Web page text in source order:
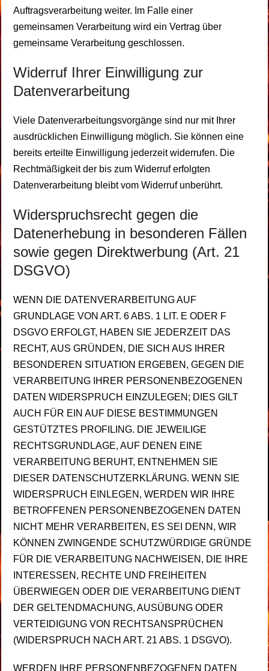
Auftragsverarbeitung weiter. Im Falle einer
gemeinsamen Verarbeitung wird ein Vertrag über
gemeinsame Verarbeitung geschlossen.
Widerruf Ihrer Einwilligung zur
Datenverarbeitung
Viele Datenverarbeitungsvorgänge sind nur mit Ihrer
ausdrücklichen Einwilligung möglich. Sie können eine
bereits erteilte Einwilligung jederzeit widerrufen. Die
Rechtmäßigkeit der bis zum Widerruf erfolgten
Datenverarbeitung bleibt vom Widerruf unberührt.
Widerspruchsrecht gegen die
Datenerhebung in besonderen Fällen
sowie gegen Direktwerbung (Art. 21
DSGVO)
WENN DIE DATENVERARBEITUNG AUF
GRUNDLAGE VON ART. 6 ABS. 1 LIT. E ODER F
DSGVO ERFOLGT, HABEN SIE JEDERZEIT DAS
RECHT, AUS GRÜNDEN, DIE SICH AUS IHRER
BESONDEREN SITUATION ERGEBEN, GEGEN DIE
VERARBEITUNG IHRER PERSONENBEZOGENEN
DATEN WIDERSPRUCH EINZULEGEN; DIES GILT
AUCH FÜR EIN AUF DIESE BESTIMMUNGEN
GESTÜTZTES PROFILING. DIE JEWEILIGE
RECHTSGRUNDLAGE, AUF DENEN EINE
VERARBEITUNG BERUHT, ENTNEHMEN SIE
DIESER DATENSCHUTZERKLÄRUNG. WENN SIE
WIDERSPRUCH EINLEGEN, WERDEN WIR IHRE
BETROFFENEN PERSONENBEZOGENEN DATEN
NICHT MEHR VERARBEITEN, ES SEI DENN, WIR
KÖNNEN ZWINGENDE SCHUTZWÜRDIGE GRÜNDE
FÜR DIE VERARBEITUNG NACHWEISEN, DIE IHRE
INTERESSEN, RECHTE UND FREIHEITEN
ÜBERWIEGEN ODER DIE VERARBEITUNG DIENT
DER GELTENDMACHUNG, AUSÜBUNG ODER
VERTEIDIGUNG VON RECHTSANSPRÜCHEN
(WIDERSPRUCH NACH ART. 21 ABS. 1 DSGVO).
WERDEN IHRE PERSONENBEZOGENEN DATEN